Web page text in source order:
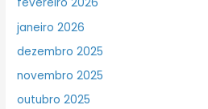
janeiro 2026
dezembro 2025
novembro 2025
outubro 2025